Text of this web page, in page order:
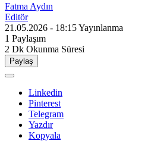
Fatma Aydın
Editör
21.05.2026 - 18:15Yayınlanma
1 Paylaşım
2 Dk Okunma Süresi
Paylaş
Linkedin
Pinterest
Telegram
Yazdır
Kopyala